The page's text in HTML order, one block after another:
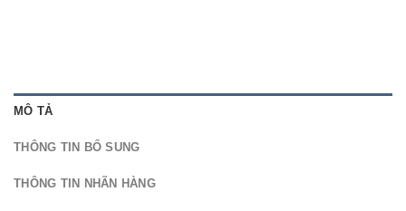
MÔ TẢ
THÔNG TIN BỔ SUNG
THÔNG TIN NHÃN HÀNG